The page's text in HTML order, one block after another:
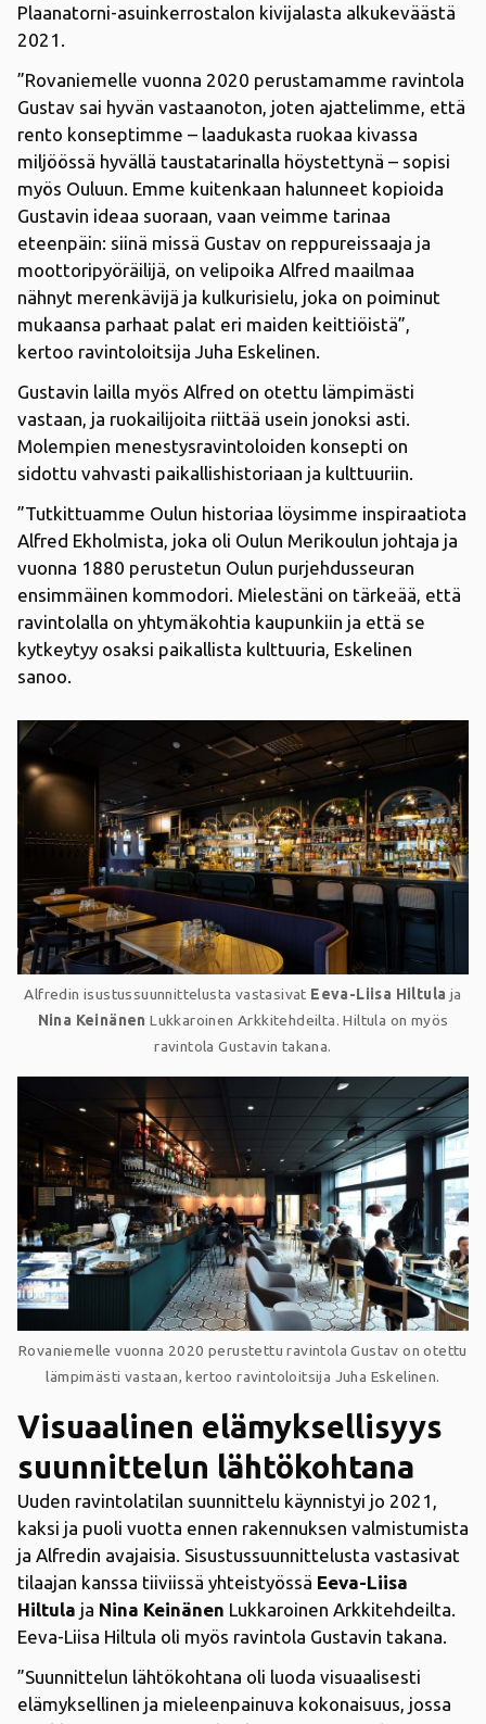
Plaanatorni-asuinkerrostalon kivijalasta alkukeväästä
2021.
”Rovaniemelle vuonna 2020 perustamamme ravintola
Gustav sai hyvän vastaanoton, joten ajattelimme, että
rento konseptimme – laadukasta ruokaa kivassa
miljöössä hyvällä taustatarinalla höystettynä – sopisi
myös Ouluun. Emme kuitenkaan halunneet kopioida
Gustavin ideaa suoraan, vaan veimme tarinaa
eteenpäin: siinä missä Gustav on reppureissaaja ja
moottoripyöräilijä, on velipoika Alfred maailmaa
nähnyt merenkävijä ja kulkurisielu, joka on poiminut
mukaansa parhaat palat eri maiden keittiöistä”,
kertoo ravintoloitsija Juha Eskelinen.
Gustavin lailla myös Alfred on otettu lämpimästi
vastaan, ja ruokailijoita riittää usein jonoksi asti.
Molempien menestysravintoloiden konsepti on
sidottu vahvasti paikallishistoriaan ja kulttuuriin.
”Tutkittuamme Oulun historiaa löysimme inspiraatiota
Alfred Ekholmista, joka oli Oulun Merikoulun johtaja ja
vuonna 1880 perustetun Oulun purjehdusseuran
ensimmäinen kommodori. Mielestäni on tärkeää, että
ravintolalla on yhtymäkohtia kaupunkiin ja että se
kytkeytyy osaksi paikallista kulttuuria, Eskelinen
sanoo.
Alfredin isustussuunnittelusta vastasivat Eeva-Liisa Hiltula ja
Nina Keinänen Lukkaroinen Arkkitehdeilta. Hiltula on myös
ravintola Gustavin takana.
Rovaniemelle vuonna 2020 perustettu ravintola Gustav on otettu
lämpimästi vastaan, kertoo ravintoloitsija Juha Eskelinen.
Visuaalinen elämyksellisyys
suunnittelun lähtökohtana
Uuden ravintolatilan suunnittelu käynnistyi jo 2021,
kaksi ja puoli vuotta ennen rakennuksen valmistumista
ja Alfredin avajaisia. Sisustussuunnittelusta vastasivat
tilaajan kanssa tiiviissä yhteistyössä Eeva-Liisa
Hiltula ja Nina Keinänen Lukkaroinen Arkkitehdeilta.
Eeva-Liisa Hiltula oli myös ravintola Gustavin takana.
”Suunnittelun lähtökohtana oli luoda visuaalisesti
elämyksellinen ja mieleenpainuva kokonaisuus, jossa